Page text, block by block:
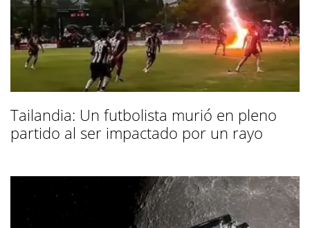
Tailandia: Un futbolista murió en pleno
partido al ser impactado por un rayo